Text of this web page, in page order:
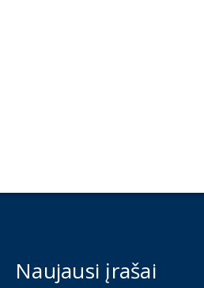
Naujausi įrašai